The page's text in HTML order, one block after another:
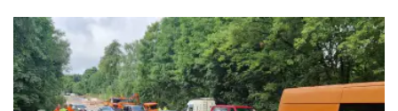
aplinkosaugos standartus“, – akcentuoja
Ministras Pirmininkas A. Butkevičius.